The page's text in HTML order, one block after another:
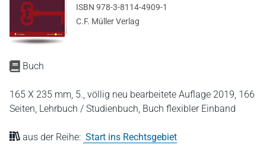
Buch
165 X 235 mm, 5., völlig neu bearbeitete Auflage 2019, 166
Seiten, Lehrbuch / Studienbuch, Buch flexibler Einband
aus der Reihe: Start ins Rechtsgebiet
ISBN 978-3-8114-4909-1
C.F. Müller Verlag